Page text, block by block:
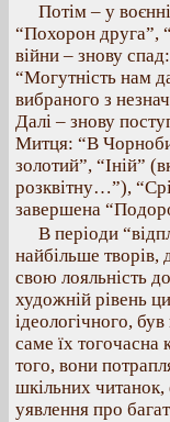
Потім – у
“Похорон друга”,
війни – знову
“Могутність нам
вибраного з
Далі – знову
Митця: “В
золотий”, “Іній”
розквітну…”),
завершена
В періоди
найбільше
свою лояльність
художній рівень
ідеологічного,
саме їх тогочасна
того, вони
шкільних
уявлення про